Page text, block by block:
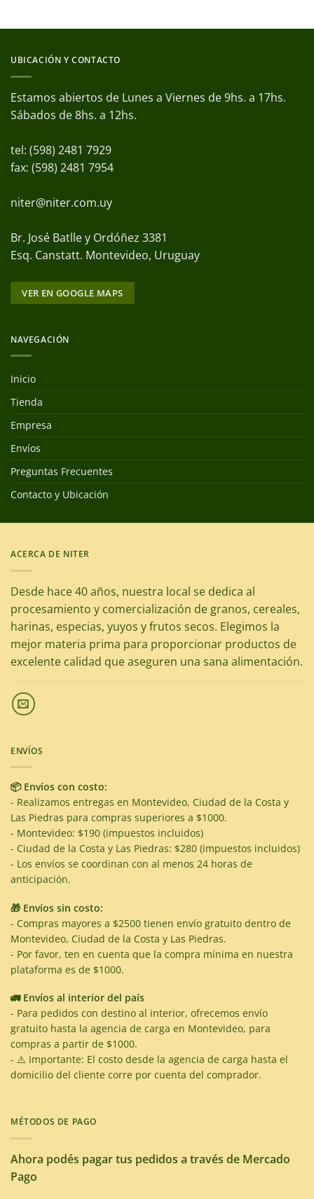
UBICACIÓN Y CONTACTO
Estamos abiertos de Lunes a Viernes de 9hs. a 17hs.
Sábados de 8hs. a 12hs.
tel: (598) 2481 7929
fax: (598) 2481 7954
niter@niter.com.uy
Br. José Batlle y Ordóñez 3381
Esq. Canstatt. Montevideo, Uruguay
VER EN GOOGLE MAPS
NAVEGACIÓN
Inicio
Tienda
Empresa
Envíos
Preguntas Frecuentes
Contacto y Ubicación
ACERCA DE NITER
Desde hace 40 años, nuestra local se dedica al
procesamiento y comercialización de granos, cereales,
harinas, especias, yuyos y frutos secos. Elegimos la
mejor materia prima para proporcionar productos de
excelente calidad que aseguren una sana alimentación.
ENVÍOS
📦 Envíos con costo:
- Realizamos entregas en Montevideo, Ciudad de la Costa y
Las Piedras para compras superiores a $1000.
- Montevideo: $190 (impuestos incluidos)
- Ciudad de la Costa y Las Piedras: $280 (impuestos incluidos)
- Los envíos se coordinan con al menos 24 horas de
anticipación.
🎁 Envíos sin costo:
- Compras mayores a $2500 tienen envío gratuito dentro de
Montevideo, Ciudad de la Costa y Las Piedras.
- Por favor, ten en cuenta que la compra mínima en nuestra
plataforma es de $1000.
🚛 Envíos al interior del país
- Para pedidos con destino al interior, ofrecemos envío
gratuito hasta la agencia de carga en Montevideo, para
compras a partir de $1000.
- ⚠️ Importante: El costo desde la agencia de carga hasta el
domicilio del cliente corre por cuenta del comprador.
MÉTODOS DE PAGO
Ahora podés pagar tus pedidos a través de Mercado
Pago